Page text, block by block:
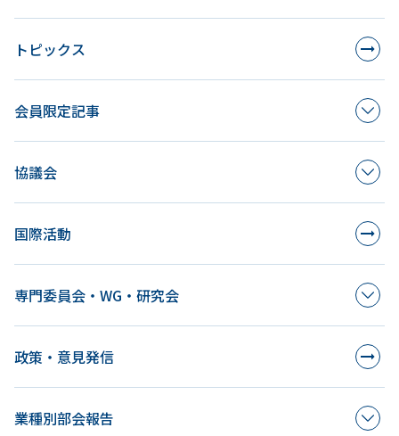
トピックス
会員限定記事
協議会
国際活動
専門委員会・WG・研究会
政策・意見発信
業種別部会報告